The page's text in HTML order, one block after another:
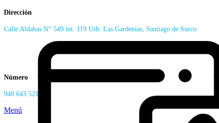
Dirección
Calle Aldabas N° 549 int. 119 Urb. Las Gardenias, Santiago de Surco
Número
948 643 521
Menú